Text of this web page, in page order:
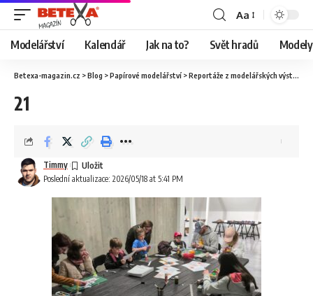
Aa
Modelářství Kalendář Jak na to? Svět hradů
Betexa-magazin.cz >Blog >Papírové modelářství >Reportáže z modelářských výstav
21
Poslední aktualizace: 2026/05/18 at 5:41 PM
Timmy